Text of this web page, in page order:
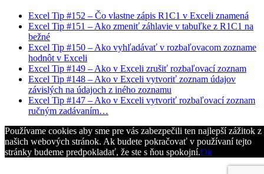
Excel Tip #152 – Čo vlastne zápis R1C1 v Exceli znamená
Excel Tip #151 – Ako zmeniť záhlavie v tabuľke z R1C1 na
bežné
Excel Tip #150 – Ako vyhľadávať v rozbaľovacom zozname
hodnôt v Exceli
Excel Tip #149 – Ako v Exceli zrušiť rozbaľovací zoznam
Excel Tip #148 – Ako v Exceli vytvoriť zoznam údajov
závislých na údajoch z iného zoznamu
Excel Tip #147 – Ako v Exceli vytvoriť rozbaľovací zoznam
ručným zadávaním…
Používame cookies aby sme pre vás zabezpečili ten najlepší zážitok z
našich webových stránok. Ak budete pokračovať v používaní tejto
stránky budeme predpokladať, že ste s ňou spokojní.Ok